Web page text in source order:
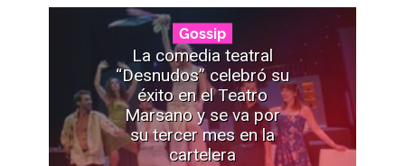
Gossip
La comedia teatral
“Desnudos” celebró su
éxito en el Teatro
Marsano y se va por
su tercer mes en la
cartelera